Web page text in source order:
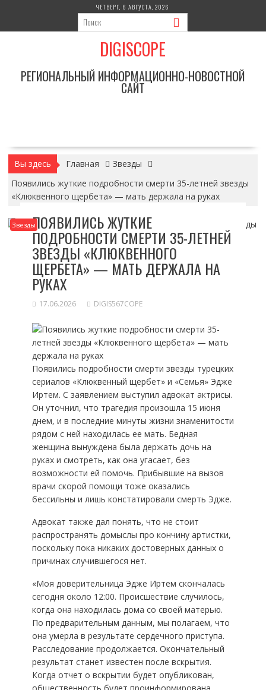
содержимому
ЧЕТВЕРГ, 6 АВГУСТА, 2026
DIGISCOPE
РЕГИОНАЛЬНЫЙ ИНФОРМАЦИОННО-НОВОСТНОЙ
САЙТ
Вы здесь Главная
Звезды
Появились жуткие подробности смерти 35-летней звезды
«Клюквенного щербета» — мать держала на руках
ЗвездыПОЯВИЛИСЬ ЖУТКИЕ
ПОДРОБНОСТИ СМЕРТИ 35-ЛЕТНЕЙ
ЗВЕЗДЫ «КЛЮКВЕННОГО
ЩЕРБЕТА» — МАТЬ ДЕРЖАЛА НА
РУКАХ
17.06.2026 DIGIS567COPE
Появились подробности смерти звезды турецких
сериалов «Клюквенный щербет» и «Семья» Эдже
Иртем. С заявлением выступил адвокат актрисы.
Он уточнил, что трагедия произошла 15 июня
днем, и в последние минуты жизни знаменитости
рядом с ней находилась ее мать. Бедная
женщина вынуждена была держать дочь на
руках и смотреть, как она угасает, без
возможности ей помочь. Прибывшие на вызов
врачи скорой помощи тоже оказались
бессильны и лишь констатировали смерть Эдже.
Адвокат также дал понять, что не стоит
распространять домыслы про кончину артистки,
поскольку пока никаких достоверных данных о
причинах случившегося нет.
«Моя доверительница Эдже Иртем скончалась
сегодня около 12:00. Происшествие случилось,
когда она находилась дома со своей матерью.
По предварительным данным, мы полагаем, что
она умерла в результате сердечного приступа.
Расследование продолжается. Окончательный
результат станет известен после вскрытия.
Когда отчет о вскрытии будет опубликован,